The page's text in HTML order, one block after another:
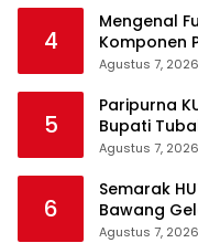
4
Mengenal
Komponen
Agustus 7, 2026
5
Paripurna
Bupati
Daerah
Agustus 7, 2026
6
Semarak
Bawang
Agustus 7, 2026